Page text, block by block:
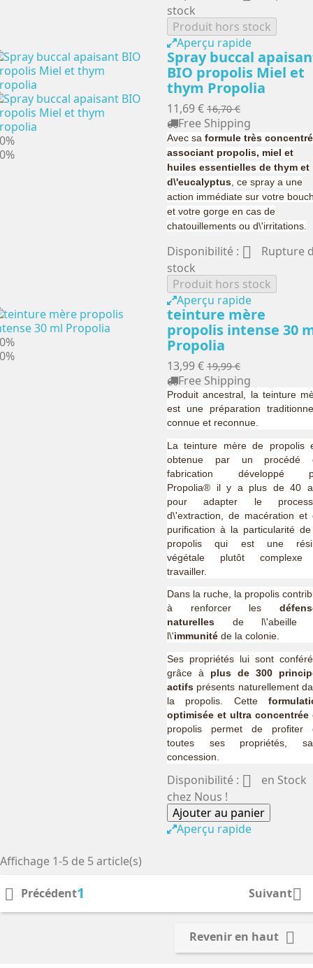
stock
Produit hors stock
Aperçu rapide
Spray buccal
BIO propolis Miel et
thym Propolia
11,69 € 16,70 €
Free Shipping
Avec sa formule très
associant propolis, miel et
huiles essentielles de thym et
d\'eucalyptus , ce spray a une
action immédiate sur votre
et votre gorge en cas de
chatouillements ou d\'irritations.
Disponibilité : 
Rupture
stock
Produit hors stock
Aperçu rapide
teinture mère
propolis intense 30
Propolia
13,99 € 19,99 €
Free Shipping
Produit ancestral, la teinture
est une préparation
connue et reconnue.
La teinture mère de propolis
obtenue par un procédé
fabrication développé
Propolia® il y a plus de 40
pour adapter le
d\'extraction, de macération et
purification à la particularité
propolis qui est une
végétale plutôt
travailler.
Dans la ruche, la propolis
à renforcer les
naturelles de l\'abeille
l\'immunité de la colonie.
Ses propriétés lui sont
grâce à plus de 300
actifs présents naturellement
la propolis. Cette
optimisée et ultra concentrée
propolis permet de profiter
toutes ses propriétés,
concession.
Disponibilité : 
en Stock
chez Nous !
Ajouter au panier
Aperçu rapide
Affichage 1-5 de 5 article(s)
 Précédent1 Suivant
Revenir en haut 